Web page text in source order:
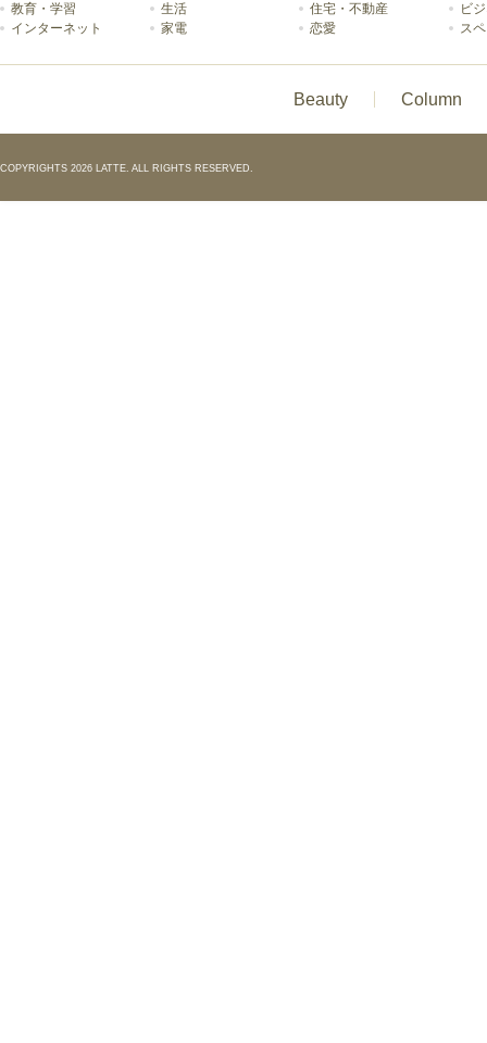
教育・学習
生活 住宅・不動産
ビ
インターネット
家電 恋愛 ス
Beauty Column
COPYRIGHTS 2026 LATTE. ALL RIGHTS RESERVED.